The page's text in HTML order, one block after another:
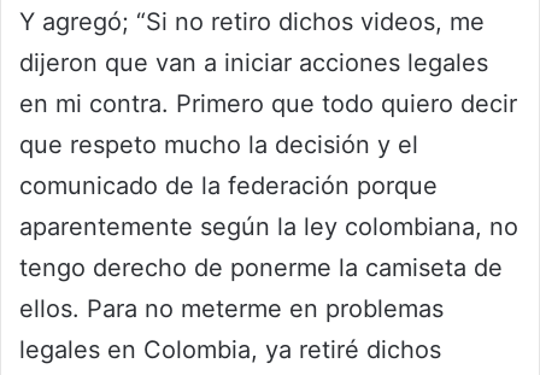
Y agregó; “Si no retiro dichos videos, me
dijeron que van a iniciar acciones legales
en mi contra. Primero que todo quiero decir
que respeto mucho la decisión y el
comunicado de la federación porque
aparentemente según la ley colombiana, no
tengo derecho de ponerme la camiseta de
ellos. Para no meterme en problemas
legales en Colombia, ya retiré dichos